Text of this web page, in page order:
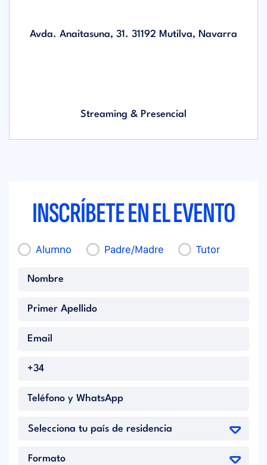
Avda. Anaitasuna, 31. 31192 Mutilva, Navarra
Streaming & Presencial
INSCRÍBETE EN EL EVENTO
Alumno Padre/Madre Tutor